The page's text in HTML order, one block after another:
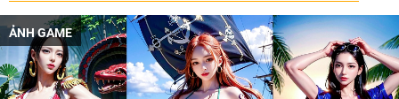
ẢNH GAME